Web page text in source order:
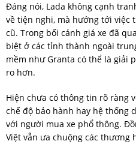
Đáng nói, Lada không cạnh
về tiện nghi, mà hướng tới việc
cũ. Trong bối cảnh giá xe đã
biệt ở các tỉnh thành ngoài
mềm như Granta có thể là giải
ro hơn.
Hiện chưa có thông tin rõ ràng
chế độ bảo hành hay hệ thống
với người mua xe phổ thông.
Việt vẫn ưa chuộng các thương